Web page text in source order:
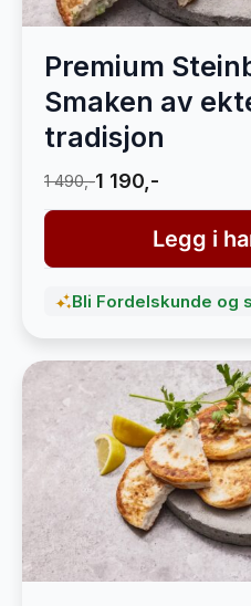
Premium
Smaken av
tradisjon
1 490,-1 190,-
Legg i
Bli Fordelskunde og